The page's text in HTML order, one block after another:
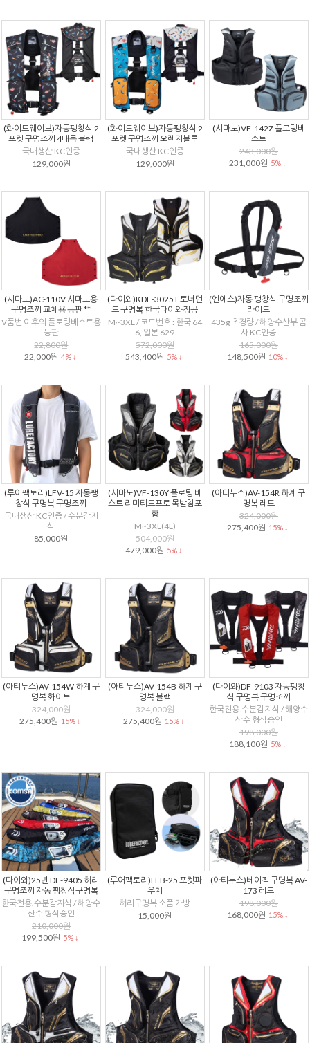
(화이트웨이브)자동팽창식 2
포켓 구명조끼 4대돔 블랙
국내생산 KC인증
129,000원
(화이트웨이브)자동팽창식 2
포켓 구명조끼 오렌지블루
국내생산 KC인증
129,000원
(시마노)VF-142Z 플로팅베
스트
243,000원
231,000원 5% ↓
(시마노)AC-110V 시마노용
구명조끼 교체용 등판 **
V품번 이후의 플로팅베스트용
등판
22,800원
22,000원 4% ↓
(다이와)KDF-3025T 토너먼
트 구명복 한국다이와정공
M~3XL / 코드번호 : 한국 64
6, 일본 629
572,000원
543,400원 5% ↓
(엔에스)자동 팽창식 구명조끼
라이트
435g 초경량 / 해양수산부 콤
사 KC인증
165,000원
148,500원 10% ↓
(루어팩토리)LFV-15 자동팽
창식 구명복 구명조끼
국내생산 KC인증 / 수분감지
식
85,000원
(시마노)VF-130Y 플로팅 베
스트 리미티드프로 목받침포
함
M~3XL(4L)
504,000원
479,000원 5% ↓
(아티누스)AV-154R 하계 구
명복 레드
324,000원
275,400원 15% ↓
(아티누스)AV-154W 하계 구
명복 화이트
324,000원
275,400원 15% ↓
(아티누스)AV-154B 하계 구
명복 블랙
324,000원
275,400원 15% ↓
(다이와)DF-9103 자동팽창
식 구명복 구명조끼
한국전용.수분감지식 / 해양수
산수 형식승인
198,000원
188,100원 5% ↓
(다이와)25년 DF-9405 허리
구명조끼 자동 팽창식구명복
한국전용.수분감지식 / 해양수
산수 형식승인
210,000원
199,500원 5% ↓
(루어팩토리)LFB-25 포켓파
우치
허리구명복 소품 가방
15,000원
(아티누스)베이직 구명복 AV-
173 레드
198,000원
168,000원 15% ↓